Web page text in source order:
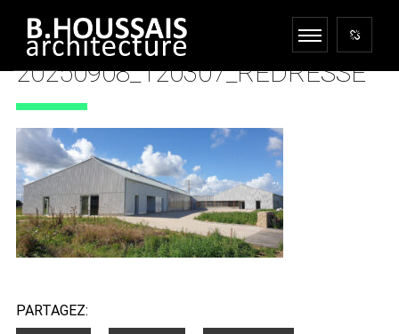
20250908_120307_REDRESSE
21 OCTOBRE 2025
PARTAGEZ: